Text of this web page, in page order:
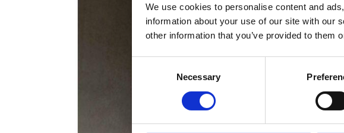
We use cookies to personalise content and
information about your use of our site with our
other information that you’ve provided to them
Necessary